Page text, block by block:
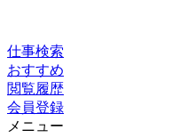
仕事検索
おすすめ
閲覧履歴
会員登録
メニュー